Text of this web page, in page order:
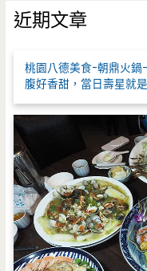
鍵
字
近期文章
桃園八德美食-朝鼎火鍋
腹好香甜，當日壽星就